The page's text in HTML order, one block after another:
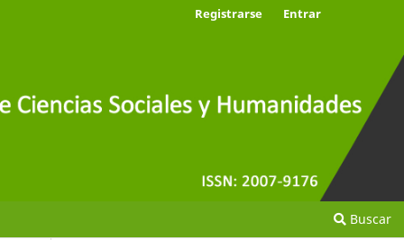
Buscar
Registrarse Entrar